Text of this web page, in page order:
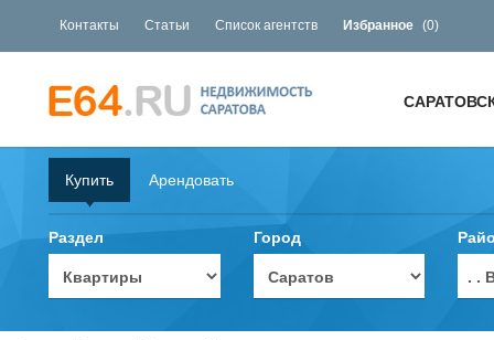
Контакты Статьи Список агентств Избранное (0)
Купить Арендовать
Раздел Город
. .